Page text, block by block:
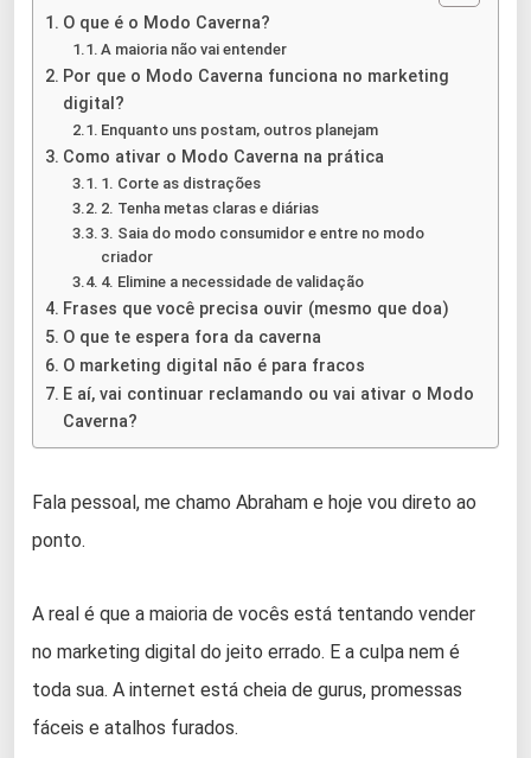
O que é o Modo Caverna?
A maioria não vai entender
Por que o Modo Caverna funciona no marketing
digital?
Enquanto uns postam, outros planejam
Como ativar o Modo Caverna na prática
1. Corte as distrações
2. Tenha metas claras e diárias
3. Saia do modo consumidor e entre no modo
criador
4. Elimine a necessidade de validação
Frases que você precisa ouvir (mesmo que doa)
O que te espera fora da caverna
O marketing digital não é para fracos
E aí, vai continuar reclamando ou vai ativar o Modo
Caverna?
Fala pessoal, me chamo Abraham e hoje vou direto ao
ponto.
A real é que a maioria de vocês está tentando vender
no marketing digital do jeito errado. E a culpa nem é
toda sua. A internet está cheia de gurus, promessas
fáceis e atalhos furados.